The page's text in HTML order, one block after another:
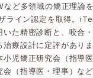
など多領域の矯正理論を
ライン認定を取得。
いた精密診断と、咬合
療設計に定評がありま
小児矯正研究会（指導
会（指導医・理事）な